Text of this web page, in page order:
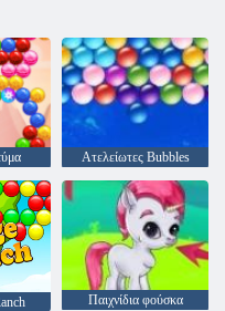
Ατελείωτες Bubbles
Παιχνίδια φούσκα